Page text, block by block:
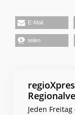
E-Mail
teilen
Jeden